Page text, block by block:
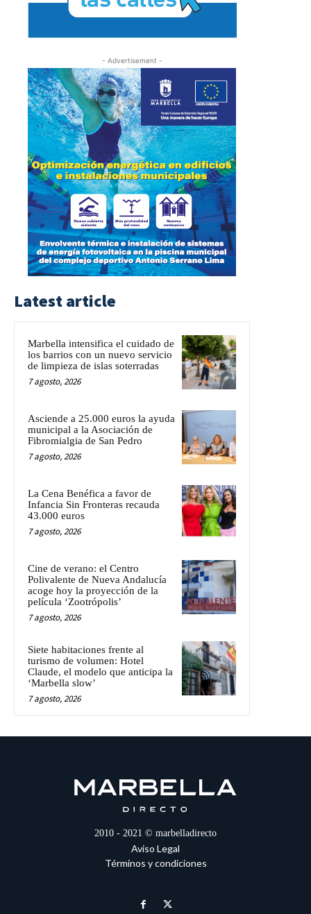
- Advertisement -
Latest article
Marbella intensifica el cuidado de
los barrios con un nuevo servicio
de limpieza de islas soterradas
7 agosto, 2026
Asciende a 25.000 euros la ayuda
municipal a la Asociación de
Fibromialgia de San Pedro
7 agosto, 2026
La Cena Benéfica a favor de
Infancia Sin Fronteras recauda
43.000 euros
7 agosto, 2026
Cine de verano: el Centro
Polivalente de Nueva Andalucía
acoge hoy la proyección de la
película ‘Zootrópolis’
7 agosto, 2026
Siete habitaciones frente al
turismo de volumen: Hotel
Claude, el modelo que anticipa la
‘Marbella slow’
7 agosto, 2026
2010 - 2021 © marbelladirecto
Aviso Legal
Términos y condiciones